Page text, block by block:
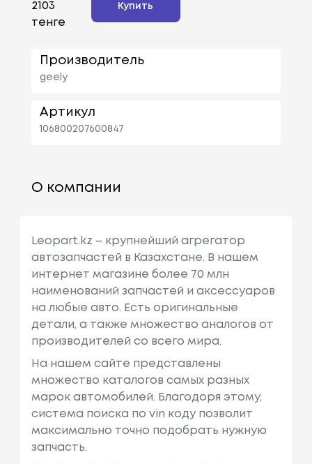
2103
тенге
Купить
Производитель
geely
Артикул
106800207600847
О компании
Leopart.kz – крупнейший агрегатор
автозапчастей в Казахстане. В нашем
интернет магазине более 70 млн
наименований запчастей и аксессуаров
на любые авто. Есть оригинальные
детали, а также множество аналогов от
производителей со всего мира.
На нашем сайте представлены
множество каталогов самых разных
марок автомобилей. Благодоря этому,
система поиска по vin коду позволит
максимально точно подобрать нужную
запчасть.